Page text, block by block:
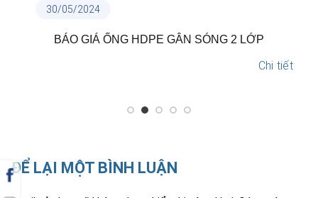
SÓNG 2 LỚP TẠI SAO NÊN LỰA CHỌN ỐNG
ĐỂ LẠI MỘT BÌNH LUẬN